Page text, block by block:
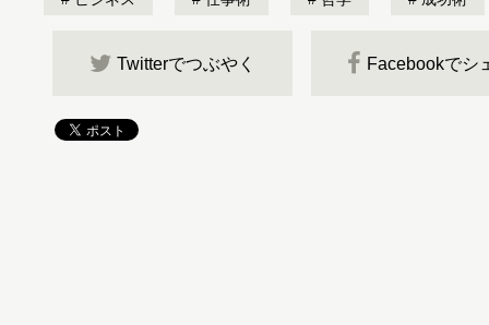
Twitterでつぶやく Facebookでシ